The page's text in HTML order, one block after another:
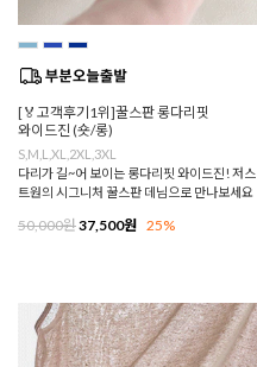
[🏅고객후기1위]꿀스판 롱다리핏
와이드진 (숏/롱)
S,M,L,XL,2XL,3XL
다리가 길~어 보이는 롱다리핏 와이드진! 저스
트원의 시그니처 꿀스판 데님으로 만나보세요
50,000원37,500원 25%